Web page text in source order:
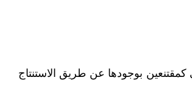
بوجودها عن طريق الاستنتاج